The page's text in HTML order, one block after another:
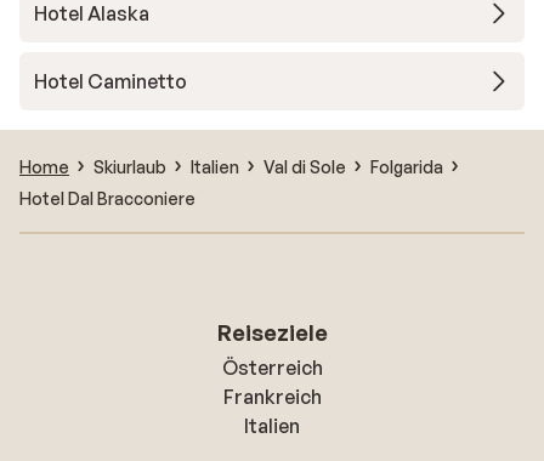
Hotel Alaska
Hotel Caminetto
Home Skiurlaub Italien Val di Sole
Folgarida
Hotel Dal Bracconiere
Reiseziele
Österreich
Frankreich
Italien